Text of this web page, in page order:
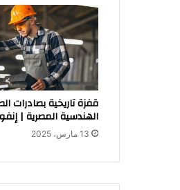
قفزة تاريخية بصادرات
الهندسية المصرية |
13 مارس، 2025